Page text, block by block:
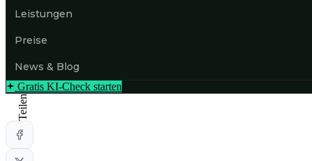
Leistungen
Preise
News & Blog
Gratis KI-Check starten
Teilen